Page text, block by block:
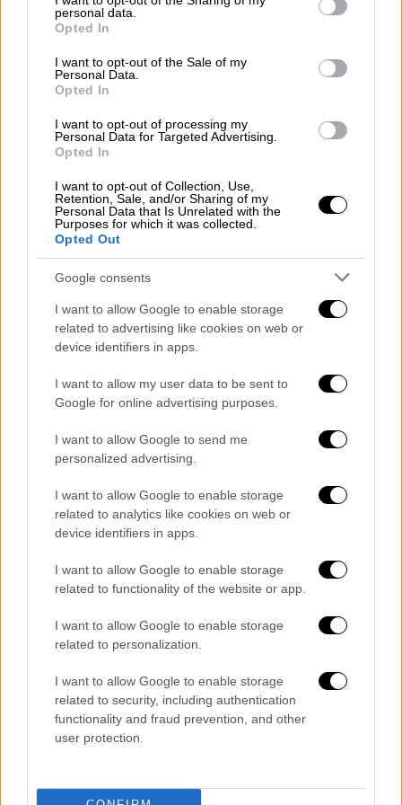
grant or deny consent to Google and its third-party tags to
use your data for below specified purposes in below Google
consent section.
personal data.
Opted In
I want to opt-out of the Sale of my
Personal Data.
Opted In
I want to opt-out of processing my
Personal Data for Targeted Advertising.
Opted In
I want to opt-out of Collection, Use,
Retention, Sale, and/or Sharing of my
Personal Data that Is Unrelated with the
Purposes for which it was collected.
Opted Out
Google consents
I want to allow Google to enable storage
related to advertising like cookies on web or
device identifiers in apps.
I want to allow my user data to be sent to
Google for online advertising purposes.
I want to allow Google to send me
personalized advertising.
I want to allow Google to enable storage
related to analytics like cookies on web or
device identifiers in apps.
I want to allow Google to enable storage
related to functionality of the website or app.
I want to allow Google to enable storage
related to personalization.
I want to allow Google to enable storage
related to security, including authentication
functionality and fraud prevention, and other
user protection.
που φέρουν
«ύποπτη συμπεριφορά»που αναφέρθηκε
στον χώρο.
Οι Αρχές σημείωσαν στο αστυνομικό τους
δελτίο ότι ένα άτομο φέρεται να
από την περιοχήτης συναγωγής με όχημα,
γεγονός που οδήγησε τους αστυνομικούς να
ξεκινήσουν αναζήτησητου αυτοκινήτου.
Αναφορές για απαγόρευση εισόδου
και εξόδου
Ο Λέιφ Κνουτσεν, επικεφαλής της εβραϊκής
κοινότηταςMosaic Faith Community
Τρόντχαϊμ, επιβεβαίωσε τη δράση της
αστυνομίας, αλλά δήλωσε ότι η κατάσταση
επιβεβαιώσω ότι υπάρχει σε εξέλιξη
αστυνομική δράση στη συναγωγή. Η
κατάστασηπαραμένει αδιευκρίνιστη , αυτό
είναι το μόνο που μπορώ να πω προς το
παρόν», είπε στο VG.
Ένας τοπικός δημοσιογράφος ανέφερε ότι
είχε προγραμματιστεί μια εκδήλωση
συναγωγή, αλλά η περιοχή έχει πλέον
αποκλειστεί πλήρως, και κανείς
επιτρέπεται να εισέλθει ή να εξέλθει.
Η ασφάλεια γύρω από τη συναγωγή είχε
ενισχυθείμετά την επίθεση στην